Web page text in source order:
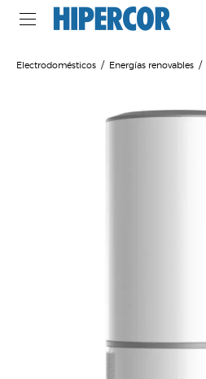
Electrodomésticos Energías renovables